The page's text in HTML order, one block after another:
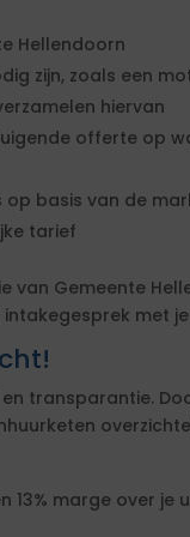
Hellendoorn
zijn, zoals een
hiervan
offerte op
basis van de
tarief
van Gemeente
met je
transparantie.
13% marge over